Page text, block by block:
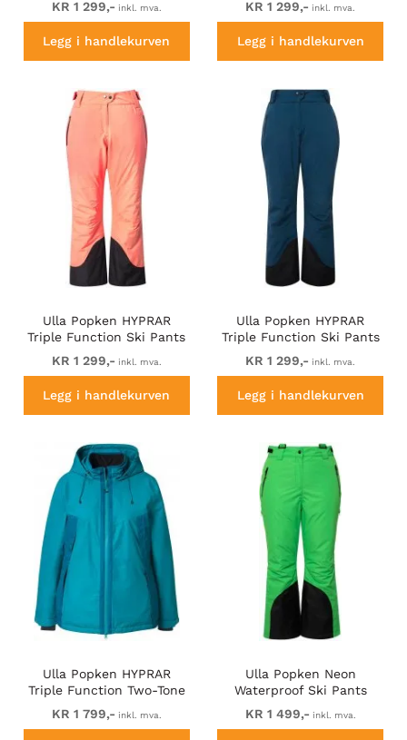
KR 1 299,- inkl. mva.
Legg i handlekurven
KR 1 299,- inkl. mva.
Legg i handlekurven
Ulla Popken HYPRAR
Triple Function Ski Pants
Neon Pink
KR 1 299,- inkl. mva.
Legg i handlekurven
Ulla Popken HYPRAR
Triple Function Ski Pants
Teal
KR 1 299,- inkl. mva.
Legg i handlekurven
Ulla Popken HYPRAR
Triple Function Two-Tone
Ski Jacket Emerald Blue
KR 1 799,- inkl. mva.
Ulla Popken Neon
Waterproof Ski Pants
Neon Grass Green
KR 1 499,- inkl. mva.